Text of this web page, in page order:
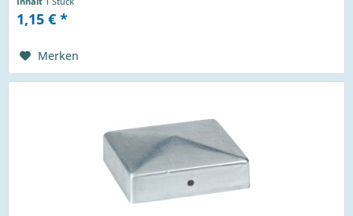
1,15 € *
Merken